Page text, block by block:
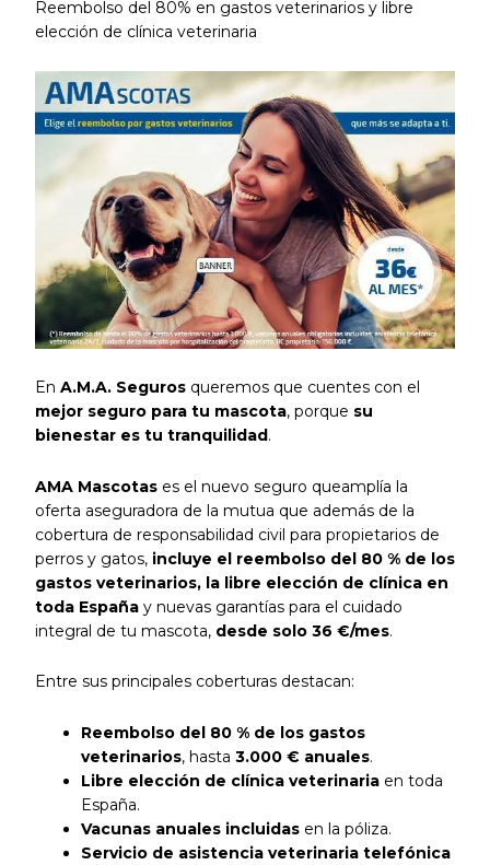
Reembolso del 80% en gastos veterinarios y libre
elección de clínica veterinaria
En A.M.A. Segurosqueremos que cuentes con el
mejor seguro para tu mascota, porque su
bienestar es tu tranquilidad .
AMA Mascotas es el nuevo seguro queamplía la
oferta aseguradora de la mutua que además de la
cobertura de responsabilidad civil para propietarios de
perros y gatos, incluye el reembolso del 80 % de los
gastos veterinarios, la libre elección de clínica en
toda Españay nuevas garantías para el cuidado
integral de tu mascota, desde solo 36 €/mes.
Entre sus principales coberturas destacan:
Reembolso del 80 % de los gastos
veterinarios, hasta 3.000 € anuales.
Libre elección de clínica veterinariaen toda
España.
Vacunas anuales incluidasen la póliza.
Servicio de asistencia veterinaria telefónica